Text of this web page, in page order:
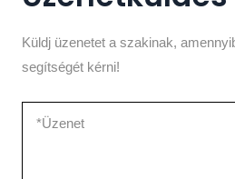
Küldj üzenetet a szakinak,
segítségét kérni!